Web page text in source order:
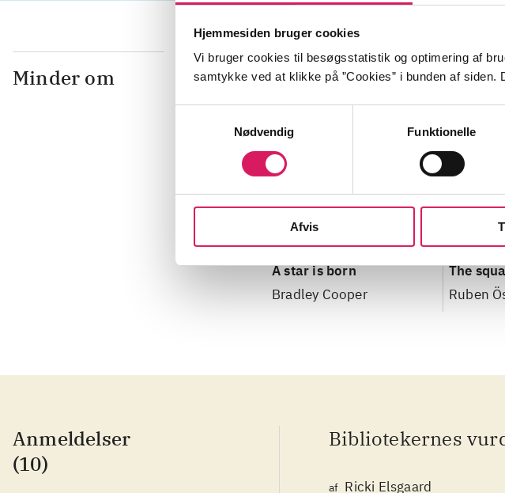
Hjemmesiden bruger cookies
Vi bruger cookies til besøgsstatistik og optimering af
samtykke ved at klikke på ”Cookies” i bunden af
Nødvendig
Funktionelle
Afvis
Minder om
A star is born
Bradley Cooper
The
Ruben
Anmeldelser
(10)
Bibliotekernes
af Ricki Elsgaard